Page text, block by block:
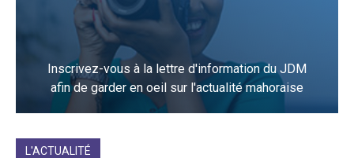
Inscrivez-vous à la lettre d'information du JDM
afin de garder en oeil sur l'actualité mahoraise
L'ACTUALITÉ